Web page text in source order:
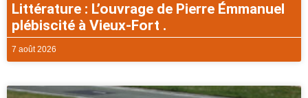
Littérature : L’ouvrage de Pierre Émmanuel
plébiscité à Vieux-Fort .
7 août 2026